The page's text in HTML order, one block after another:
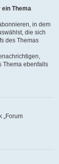
ein Thema
in dem
die sich
des Themas
Thema ebenfalls
„Forum